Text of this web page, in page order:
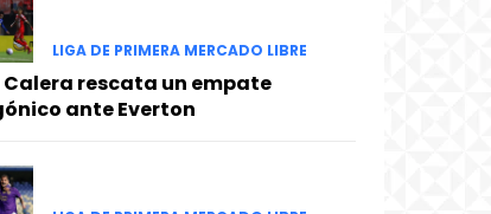
LIGA DE PRIMERA MERCADO LIBRE
Calera rescata un empate
ante Everton